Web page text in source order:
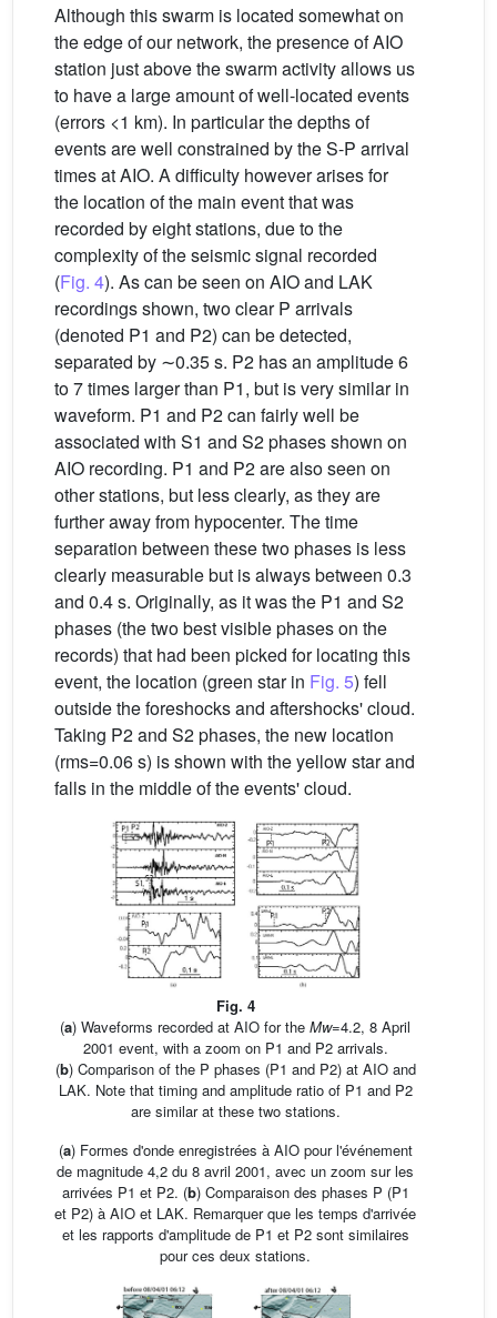
Although this swarm is located somewhat on
the edge of our network, the presence of AIO
station just above the swarm activity allows us
to have a large amount of well-located events
(errors <1 km). In particular the depths of
events are well constrained by the S-P arrival
times at AIO. A difficulty however arises for
the location of the main event that was
recorded by eight stations, due to the
complexity of the seismic signal recorded
(Fig. 4). As can be seen on AIO and LAK
recordings shown, two clear P arrivals
(denoted P1 and P2) can be detected,
separated by ∼0.35 s. P2 has an amplitude 6
to 7 times larger than P1, but is very similar in
waveform. P1 and P2 can fairly well be
associated with S1 and S2 phases shown on
AIO recording. P1 and P2 are also seen on
other stations, but less clearly, as they are
further away from hypocenter. The time
separation between these two phases is less
clearly measurable but is always between 0.3
and 0.4 s. Originally, as it was the P1 and S2
phases (the two best visible phases on the
records) that had been picked for locating this
event, the location (green star in Fig. 5) fell
outside the foreshocks and aftershocks' cloud.
Taking P2 and S2 phases, the new location
(rms=0.06 s) is shown with the yellow star and
falls in the middle of the events' cloud.
Fig. 4
(a) Waveforms recorded at AIO for the Mw=4.2, 8 April
2001 event, with a zoom on P1 and P2 arrivals.
(b) Comparison of the P phases (P1 and P2) at AIO and
LAK. Note that timing and amplitude ratio of P1 and P2
are similar at these two stations.
(a) Formes d'onde enregistrées à AIO pour l'événement
de magnitude 4,2 du 8 avril 2001, avec un zoom sur les
arrivées P1 et P2. (b) Comparaison des phases P (P1
et P2) à AIO et LAK. Remarquer que les temps d'arrivée
et les rapports d'amplitude de P1 et P2 sont similaires
pour ces deux stations.